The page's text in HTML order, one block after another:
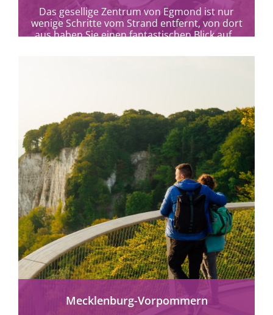
Das gesellige Zentrum von Egmond ist nur
wenige Schritte vom Strand entfernt, von dort
aus haben Sie einen fantastischen Blick auf...
mehr erfahren
Mecklenburg-Vorpommern